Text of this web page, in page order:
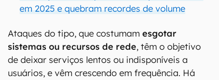
em 2025 e quebram recordes de volume
Ataques do tipo, que costumam esgotar
sistemas ou recursos de rede, têm o objetivo
de deixar serviços lentos ou indisponíveis a
usuários, e vêm crescendo em frequência. Há